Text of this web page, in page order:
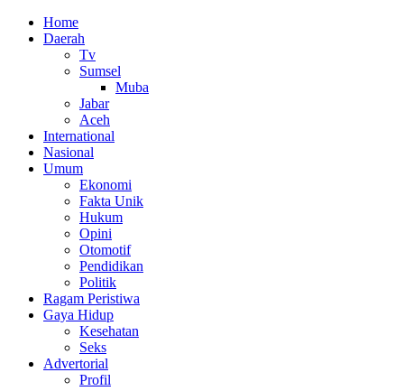
Home
Daerah
Tv
Sumsel
Muba
Jabar
Aceh
International
Nasional
Umum
Ekonomi
Fakta Unik
Hukum
Opini
Otomotif
Pendidikan
Politik
Ragam Peristiwa
Gaya Hidup
Kesehatan
Seks
Advertorial
Profil